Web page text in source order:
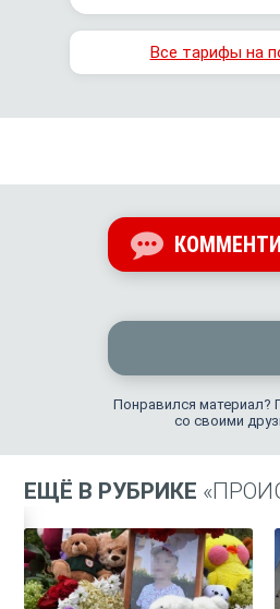
Все тарифы на
Понравился материал?
со своими
ЕЩЁ В РУБРИКЕ